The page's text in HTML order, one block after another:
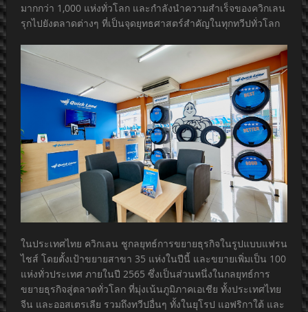
มากกว่า 1,000 แห่งทั่วโลก และกำลังนำความสำเร็จของควิกเลน
รุกไปยังตลาดต่างๆ ที่เป็นจุดยุทธศาสตร์สำคัญในทุกทวีปทั่วโลก
ในประเทศไทย ควิกเลน ชูกลยุทธ์การขยายธุรกิจในรูปแบบแฟรน
ไชส์ โดยตั้งเป้าขยายสาขา 35 แห่งในปีนี้ และขยายเพิ่มเป็น 100
แห่งทั่วประเทศ ภายในปี 2565 ซึ่งเป็นส่วนหนึ่งในกลยุทธ์การ
ขยายธุรกิจสู่ตลาดทั่วโลก ที่มุ่งเน้นภูมิภาคเอเชีย ทั้งประเทศไทย
จีน และออสเตรเลีย รวมถึงทวีปอื่นๆ ทั้งในยุโรป แอฟริกาใต้ และ